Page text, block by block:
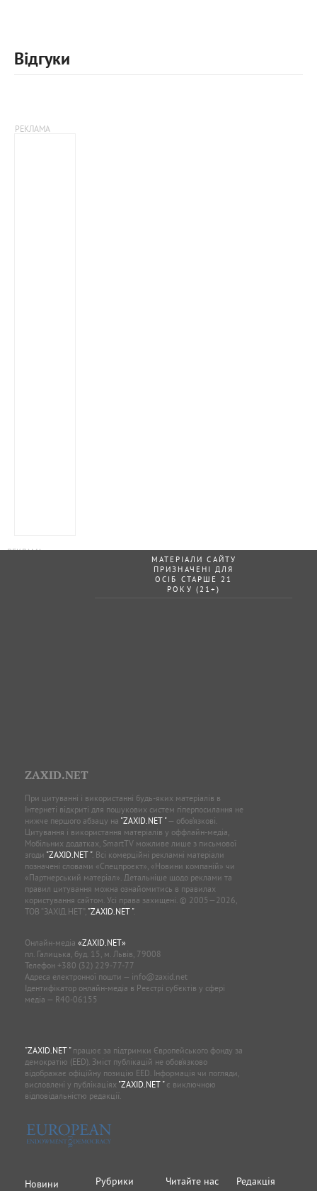
Відгуки
МАТЕРІАЛИ САЙТУ
ПРИЗНАЧЕНІ ДЛЯ
ОСІБ СТАРШЕ 21
РОКУ (21+)
ZAXID.NET
При цитуванні і використанні будь-яких матеріалів в
Інтернеті відкриті для пошукових систем гіперпосилання не
нижче першого абзацу на "ZAXID.NET "— обов’язкові.
Цитування і використання матеріалів у оффлайн-медіа,
Мобільних додатках, SmartTV можливе лише з письмової
згоди "ZAXID.NET ". Всі комерційні рекламні матеріали
позначені словами «Спецпроєкт», «Новини компаній» чи
«Партнерський матеріал». Детальніше щодо реклами та
правил цитування можна ознайомитись в правилах
користування сайтом. Усі права захищені. © 2005—2026,
ТОВ “ЗАХІД.НЕТ”, "ZAXID.NET ".
Онлайн-медіа «ZAXID.NET»
пл. Галицька, буд. 15, м. Львів, 79008
Телефон +380 (32) 229-77-77
Адреса електронної пошти — info@zaxid.net
Ідентифікатор онлайн-медіа в Реєстрі суб'єктів у сфері
медіа — R40-06155
"ZAXID.NET "працює за підтримки Європейського фонду за
демократію (EED). Зміст публікацій не обов’язково
відображає офіційну позицію EED. Інформація чи погляди,
висловлені у публікаціях "ZAXID.NET "є виключною
відповідальністю редакції.
Новини Рубрики Читайте нас Редакція